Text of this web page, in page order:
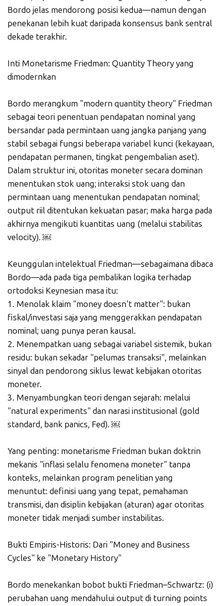
Bordo jelas mendorong posisi kedua—namun dengan
penekanan lebih kuat daripada konsensus bank sentral
dekade terakhir.
Inti Monetarisme Friedman: Quantity Theory yang
dimodernkan
Bordo merangkum "modern quantity theory" Friedman
sebagai teori penentuan pendapatan nominal yang
bersandar pada permintaan uang jangka panjang yang
stabil sebagai fungsi beberapa variabel kunci (kekayaan,
pendapatan permanen, tingkat pengembalian aset).
Dalam struktur ini, otoritas moneter secara dominan
menentukan stok uang; interaksi stok uang dan
permintaan uang menentukan pendapatan nominal;
output riil ditentukan kekuatan pasar; maka harga pada
akhirnya mengikuti kuantitas uang (melalui stabilitas
velocity). ￼
Keunggulan intelektual Friedman—sebagaimana dibaca
Bordo—ada pada tiga pembalikan logika terhadap
ortodoksi Keynesian masa itu:
1. Menolak klaim "money doesn't matter": bukan
fiskal/investasi saja yang menggerakkan pendapatan
nominal; uang punya peran kausal.
2. Menempatkan uang sebagai variabel sistemik, bukan
residu: bukan sekadar "pelumas transaksi", melainkan
sinyal dan pendorong siklus lewat kebijakan otoritas
moneter.
3. Menyambungkan teori dengan sejarah: melalui
"natural experiments" dan narasi institusional (gold
standard, bank panics, Fed). ￼
Yang penting: monetarisme Friedman bukan doktrin
mekanis "inflasi selalu fenomena moneter" tanpa
konteks, melainkan program penelitian yang
menuntut: definisi uang yang tepat, pemahaman
transmisi, dan disiplin kebijakan (aturan) agar otoritas
moneter tidak menjadi sumber instabilitas.
Bukti Empiris-Historis: Dari "Money and Business
Cycles" ke "Monetary History"
Bordo menekankan bobot bukti Friedman–Schwartz: (i)
perubahan uang mendahului output di turning points